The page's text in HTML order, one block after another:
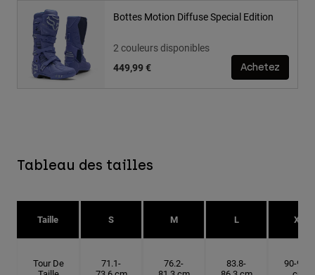
Bottes Motion Diffuse Special Edition
2 couleurs disponibles
449,99 €
Achetez
Tableau des tailles
Taille S M L XL
Tour De
71.1-
76.2-
83.8-
90-91.4